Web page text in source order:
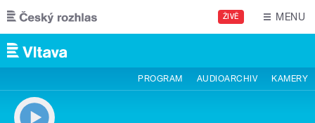
Přejít k hlavnímu obsahu
ŽIVĚ MENU
PROGRAM AUDIOARCHIV KAMERY